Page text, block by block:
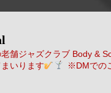
舗ジャズクラブ Body &
いります
※DMでの